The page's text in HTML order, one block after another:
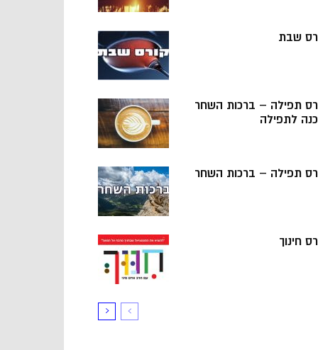
שבת
תפילה – ברכות השחר
לתפילה
תפילה – ברכות השחר
חינוך